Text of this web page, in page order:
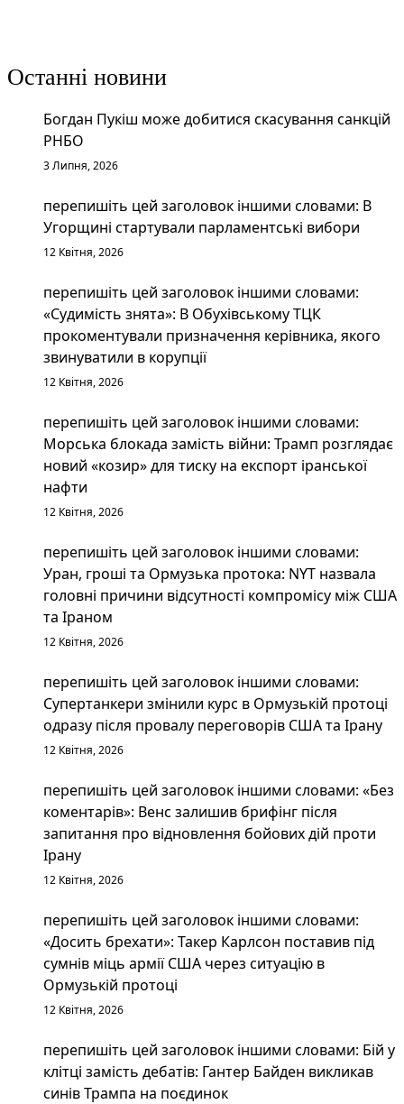
Останні новини
Богдан Пукіш може добитися скасування санкцій
РНБО
3 Липня, 2026
перепишіть цей заголовок іншими словами: В
Угорщині стартували парламентські вибори
12 Квітня, 2026
перепишіть цей заголовок іншими словами:
«Судимість знята»: В Обухівському ТЦК
прокоментували призначення керівника, якого
звинуватили в корупції
12 Квітня, 2026
перепишіть цей заголовок іншими словами:
Морська блокада замість війни: Трамп розглядає
новий «козир» для тиску на експорт іранської
нафти
12 Квітня, 2026
перепишіть цей заголовок іншими словами:
Уран, гроші та Ормузька протока: NYT назвала
головні причини відсутності компромісу між США
та Іраном
12 Квітня, 2026
перепишіть цей заголовок іншими словами:
Супертанкери змінили курс в Ормузькій протоці
одразу після провалу переговорів США та Ірану
12 Квітня, 2026
перепишіть цей заголовок іншими словами: «Без
коментарів»: Венс залишив брифінг після
запитання про відновлення бойових дій проти
Ірану
12 Квітня, 2026
перепишіть цей заголовок іншими словами:
«Досить брехати»: Такер Карлсон поставив під
сумнів міць армії США через ситуацію в
Ормузькій протоці
12 Квітня, 2026
перепишіть цей заголовок іншими словами: Бій у
клітці замість дебатів: Гантер Байден викликав
синів Трампа на поєдинок